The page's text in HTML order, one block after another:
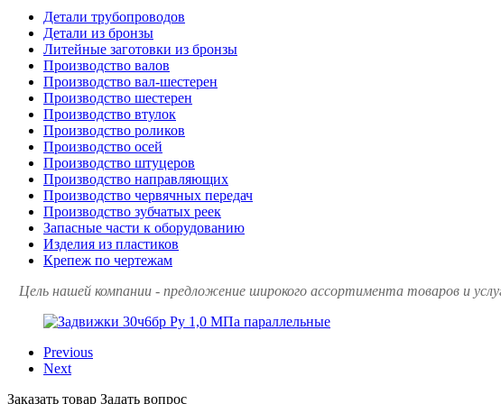
Детали трубопроводов
Детали из бронзы
Литейные заготовки из бронзы
Производство валов
Производство вал-шестерен
Производство шестерен
Производство втулок
Производство роликов
Производство осей
Производство штуцеров
Производство направляющих
Производство червячных передач
Производство зубчатых реек
Запасные части к оборудованию
Изделия из пластиков
Крепеж по чертежам
Цель нашей компании - предложение широкого ассортимента товаров и
Previous
Next
Заказать товар Задать вопрос